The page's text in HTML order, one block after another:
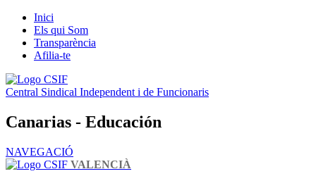
Inici
Els qui Som
Transparència
Afilia-te
Central Sindical Independent i de Funcionaris
Canarias - Educación
NAVEGACIÓ
VALENCIÀ